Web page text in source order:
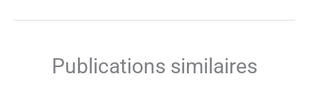
Publications similaires